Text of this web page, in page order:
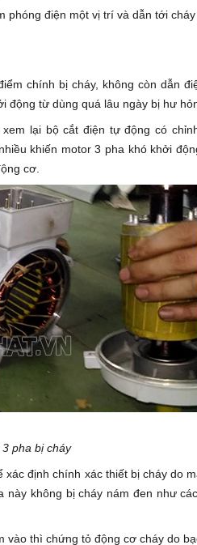
điện một vị trí và dẫn tới cháy
chính bị cháy, không còn dẫn
động từ dùng quá lâu ngày bị hư
lại bộ cắt điện tự động có
khiến motor 3 pha khó khởi
cơ.
pha bị cháy
định chính xác thiết bị cháy do
không bị cháy nám đen như
thì chứng tỏ động cơ cháy do